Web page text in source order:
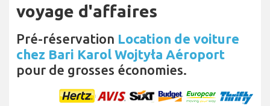
voyage d'affaires
Pré-réservation Location de voiture
chez Bari Karol Wojtyła Aéroport
pour de grosses économies.